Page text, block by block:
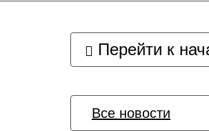
Перейти к
Все новости